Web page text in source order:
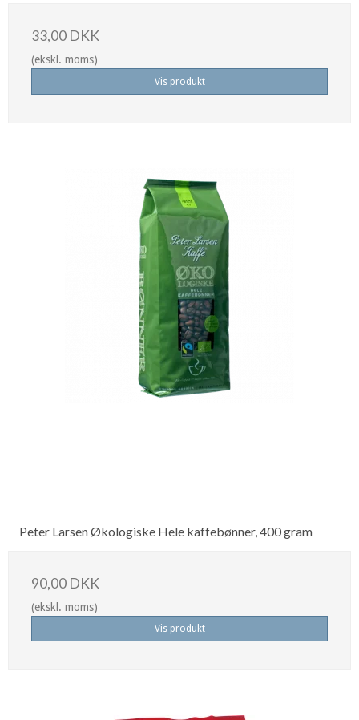
33,00 DKK
(ekskl. moms)
Vis produkt
Peter Larsen Økologiske Hele kaffebønner, 400 gram
90,00 DKK
(ekskl. moms)
Vis produkt